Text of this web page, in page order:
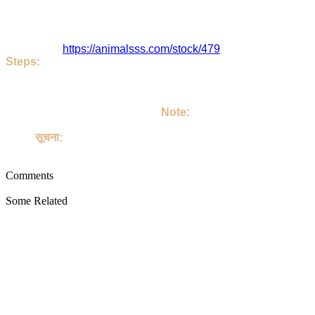
https://animalsss.com/stock/479
Steps:
Note:
सूचना:
Comments
Some Related